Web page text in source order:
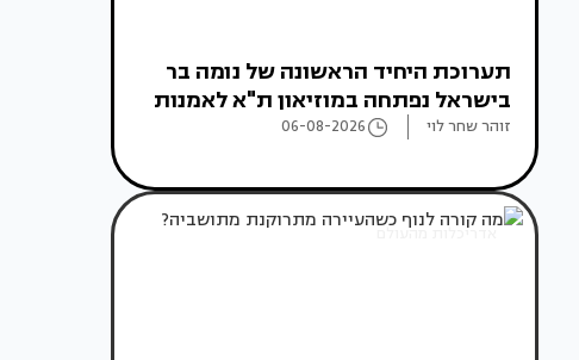
תערוכת היחיד הראשונה של נומה בר
בישראל נפתחה במוזיאון ת"א לאמנות
זוהר שחר לוי 06-08-2026
אדריכלות מהעולם